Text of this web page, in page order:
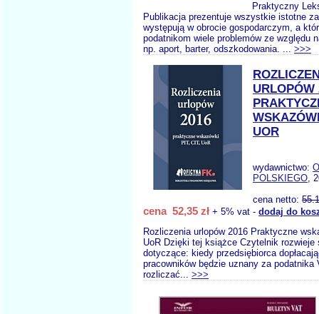
Praktyczny
Publikacja prezentuje wszystkie istotne
występują w obrocie gospodarczym, a
podatnikom wiele problemów ze względu
np. aport, barter, odszkodowania. ... >>>
URLOPÓW
UOR
wydawnictwo:
POLSKIEGO,
cena netto:
cena 52,35 zł + 5% vat - dodaj do
Rozliczenia urlopów 2016 Praktyczne
UoR Dzięki tej książce Czytelnik rozwieje
dotyczące: kiedy przedsiębiorca
pracowników będzie uznany za podatnika
rozliczać... >>>